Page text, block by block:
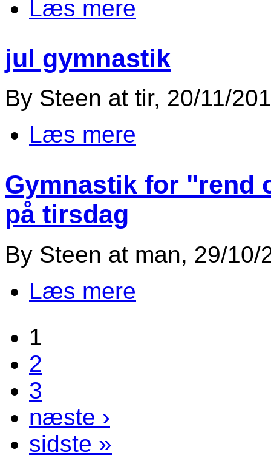
Læs mere
jul gymnastik
By Steen at tir, 20/11/
Læs mere
Gymnastik for "rend
på tirsdag
By Steen at man, 29/10/
Læs mere
Sider1
2
3
næste ›
sidste »